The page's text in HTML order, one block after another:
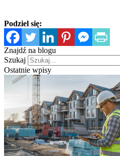
Podziel się:
Znajdź na blogu
Szukaj
Ostatnie wpisy